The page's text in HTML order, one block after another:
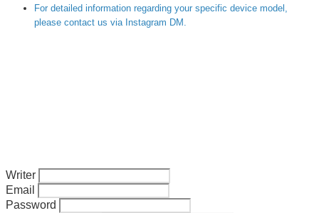
For detailed information regarding your specific device model,
please contact us via Instagram DM.
Writer
Email
Password